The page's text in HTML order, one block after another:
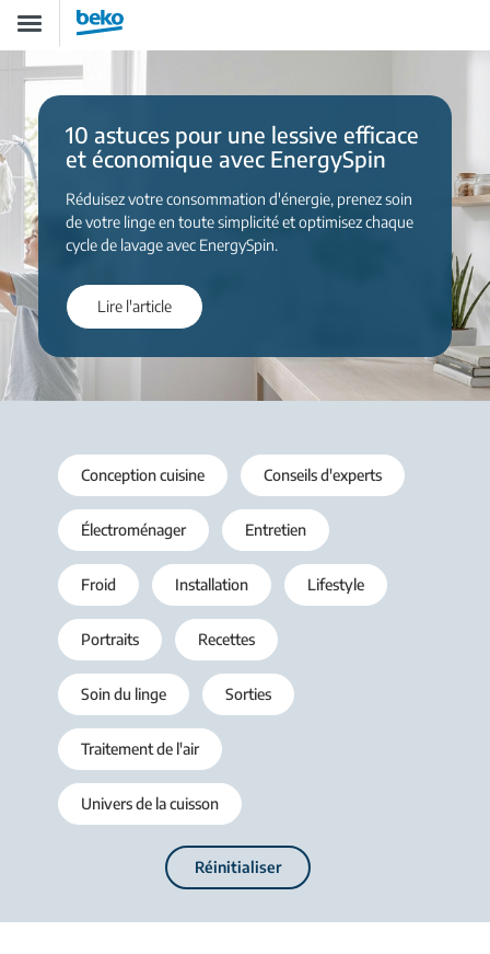
contenu
principal
Toggle
navigation
10 astuces pour une lessive efficace
et économique avec EnergySpin
Réduisez votre consommation d'énergie, prenez soin
de votre linge en toute simplicité et optimisez chaque
cycle de lavage avec EnergySpin.
Lire l'article
Conception cuisine Conseils d'experts
Électroménager Entretien
Froid Installation Lifestyle
Portraits Recettes
Soin du linge Sorties
Traitement de l'air
Univers de la cuisson
Réinitialiser